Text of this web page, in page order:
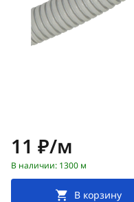
Цена:
11 ₽/м
В наличии: 1300 м
В корзину